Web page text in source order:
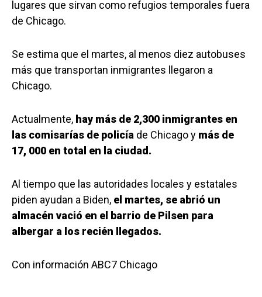
lugares que sirvan como refugios temporales fuera
de Chicago.
Se estima que el martes, al menos diez autobuses
más que transportan inmigrantes llegaron a
Chicago.
Actualmente, hay más de 2,300 inmigrantes en
las comisarías de policía de Chicago y más de
17, 000 en total en la ciudad.
Al tiempo que las autoridades locales y estatales
piden ayudan a Biden, el martes, se abrió un
almacén vació en el barrio de Pilsen para
albergar a los recién llegados.
Con información ABC7 Chicago